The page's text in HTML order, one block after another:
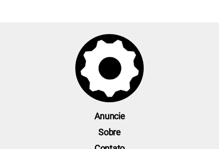
Anuncie
Sobre